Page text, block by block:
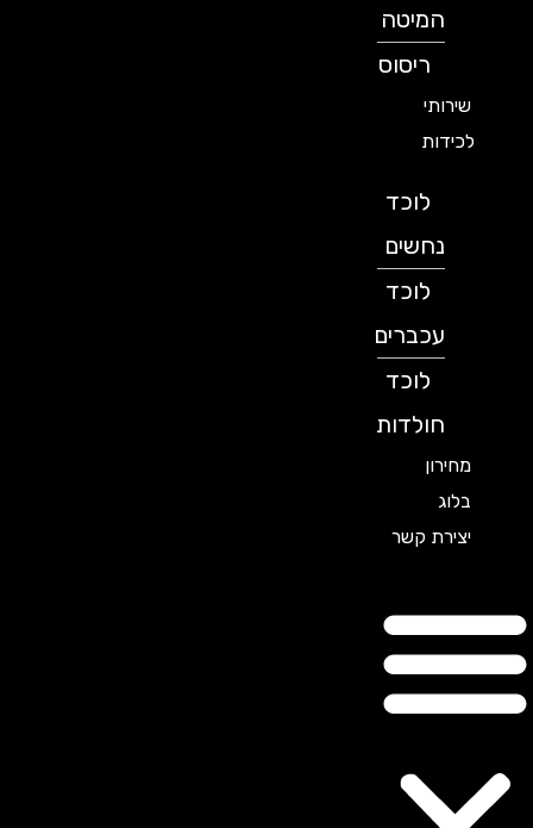
המיטה
ריסוס
שירותי
לכידות
לוכד
נחשים
לוכד
עכברים
לוכד
חולדות
מחירון
בלוג
יצירת קשר